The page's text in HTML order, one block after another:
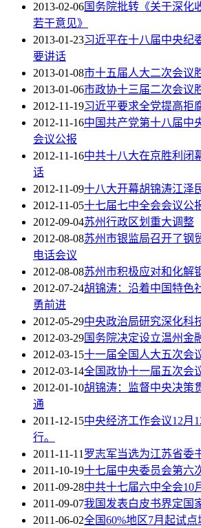
2013-02-06国务院批转《关于深化
若干意见》
2013-01-23习近平在十八届中央纪
要讲话
2013-01-08市十五届人大二次会议
2013-01-06市政协十三届二次会议
2012-11-19习近平要求全党提高拒
2012-11-16中国共产党第十八届中
会议公报
2012-11-16中共十八大在京胜利闭
话
2012-11-09十八大开幕胡锦涛江泽
2012-11-05十七届七中全会会议公
2012-09-04苏州行政区划重大调整
2012-08-08苏州市银监局召开了钢
电话会议
2012-08-08苏州市积极应对和化解
2012-07-24胡锦涛：沿着中国特色
勇前进
2012-05-29中央政治局研究深化科
2012-03-29国务院决定设立温州金
2012-03-15十一届全国人大五次会
2012-03-14全国政协十一届五次会
2012-01-10胡锦涛：监督中央决策
通
2011-12-15中央经济工作会议12月
行。
2011-11-11罗志军当选为江苏省委
2011-10-19十七届中央委员会第六
2011-09-28中共十七届六中全会10
2011-09-07我国发表白皮书界定国
2011-06-02全国60%地区7月起试